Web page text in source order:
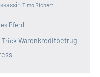
Timo Richert
Pferd
Trick Warenkreditbetrug